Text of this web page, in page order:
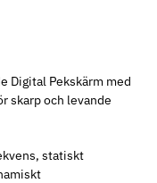
Digital Pekskärm med
skarp och levande
statiskt